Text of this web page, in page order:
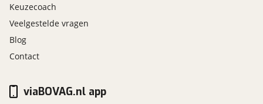
Keuzecoach
Veelgestelde vragen
Blog
Contact
viaBOVAG.nl app